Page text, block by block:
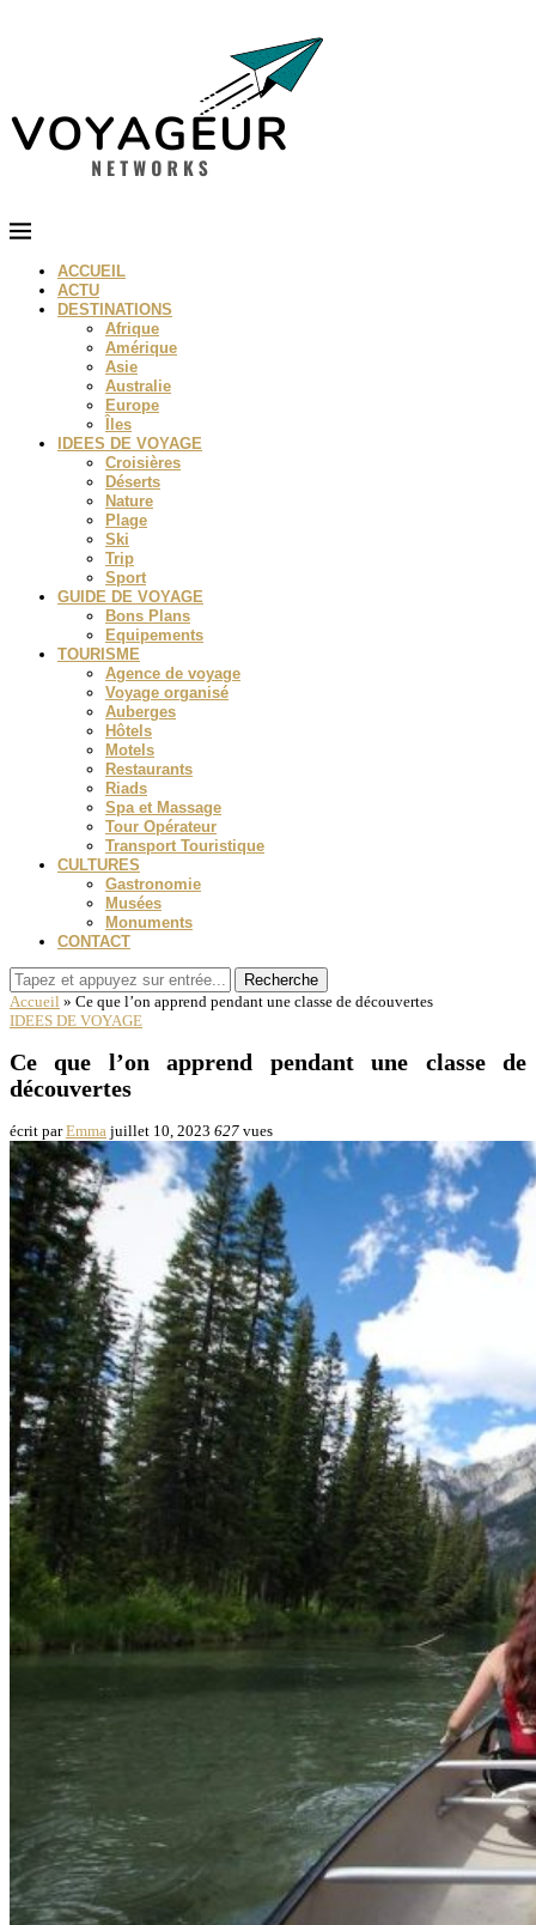
ACCUEIL
ACTU
DESTINATIONS
Afrique
Amérique
Asie
Australie
Europe
Îles
IDEES DE VOYAGE
Croisières
Déserts
Nature
Plage
Ski
Trip
Sport
GUIDE DE VOYAGE
Bons Plans
Equipements
TOURISME
Agence de voyage
Voyage organisé
Auberges
Hôtels
Motels
Restaurants
Riads
Spa et Massage
Tour Opérateur
Transport Touristique
CULTURES
Gastronomie
Musées
Monuments
CONTACT
Recherche
Accueil » Ce que l’on apprend pendant une classe de découvertes
IDEES DE VOYAGE
Ce que l’on apprend pendant une classe de
découvertes
écrit parEmma juillet 10, 2023 627 vues